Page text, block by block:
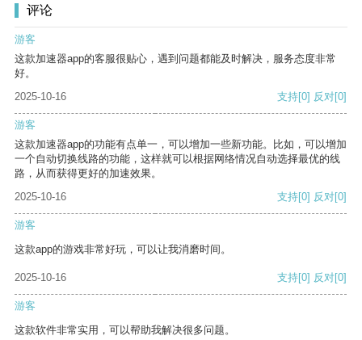
评论
游客
这款加速器app的客服很贴心，遇到问题都能及时解决，服务态度非常
好。
2025-10-16
支持[0] 反对[0]
游客
这款加速器app的功能有点单一，可以增加一些新功能。比如，可以增加
一个自动切换线路的功能，这样就可以根据网络情况自动选择最优的线
路，从而获得更好的加速效果。
2025-10-16
支持[0] 反对[0]
游客
这款app的游戏非常好玩，可以让我消磨时间。
2025-10-16 支持[0] 反对[0]
游客
这款软件非常实用，可以帮助我解决很多问题。